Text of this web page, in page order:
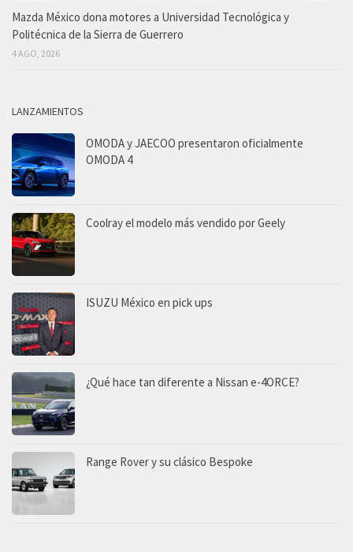
Mazda México dona motores a Universidad Tecnológica y
Politécnica de la Sierra de Guerrero
4 AGO, 2026
LANZAMIENTOS
OMODA y JAECOO presentaron oficialmente
OMODA 4
Coolray el modelo más vendido por Geely
ISUZU México en pick ups
¿Qué hace tan diferente a Nissan e-4ORCE?
Range Rover y su clásico Bespoke